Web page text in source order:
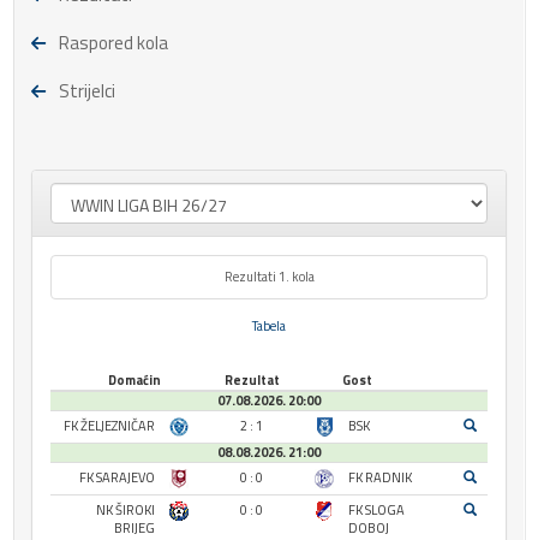
Raspored kola
Strijelci
Rezultati 1. kola
Tabela
Domaćin Rezultat
Gost
07.08.2026. 20:00
FK ŽELJEZNIČAR
2 : 1
BSK
08.08.2026. 21:00
FK SARAJEVO
0 : 0
FK RADNIK
NK ŠIROKI
BRIJEG
0 : 0
FK SLOGA
DOBOJ